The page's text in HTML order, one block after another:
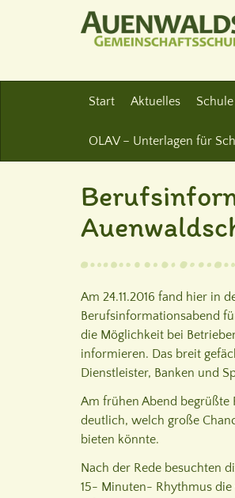
Start Aktuelles Schule
OLAV – Unterlagen für
Am 24.11.2016 fand hier in
Berufsinformationsabend
die Möglichkeit bei
informieren. Das breit
Dienstleister, Banken und
Am frühen Abend begrüßte
deutlich, welch große
bieten könnte.
Nach der Rede besuchten
15- Minuten- Rhythmus die